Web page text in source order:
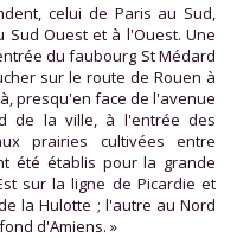
celui de Paris au Sud,
Ouest et à l'Ouest. Une
du faubourg St Médard
sur le route de Rouen à
presqu'en face de l'avenue
de la ville, à l'entrée des
prairies cultivées entre
été établis pour la grande
sur la ligne de Picardie et
la Hulotte ; l'autre au Nord
d'Amiens. »